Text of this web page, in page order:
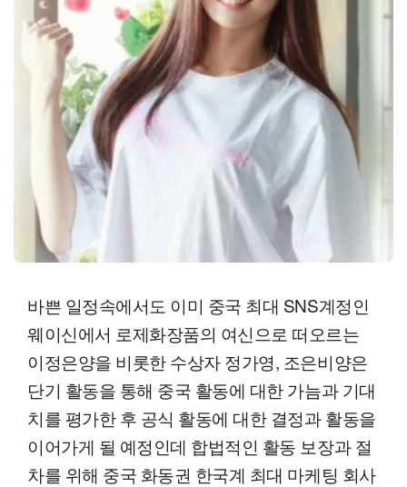
바쁜 일정속에서도 이미 중국 최대 SNS계정인
웨이신에서 로제화장품의 여신으로 떠오르는
이정은양을 비롯한 수상자 정가영, 조은비양은
단기 활동을 통해 중국 활동에 대한 가늠과 기대
치를 평가한 후 공식 활동에 대한 결정과 활동을
이어가게 될 예정인데 합법적인 활동 보장과 절
차를 위해 중국 화동권 한국계 최대 마케팅 회사